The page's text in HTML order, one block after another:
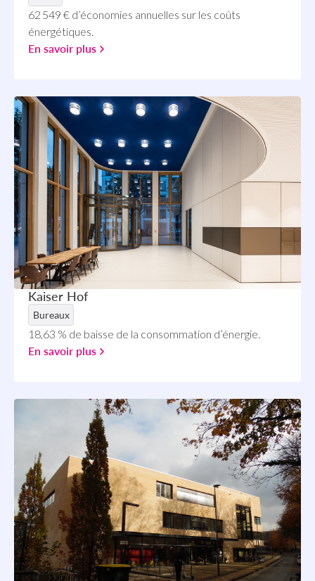
62 549 € d’économies annuelles sur les coûts
énergétiques.
En savoir plus
Kaiser Hof
Bureaux
18,63 % de baisse de la consommation d’énergie.
En savoir plus